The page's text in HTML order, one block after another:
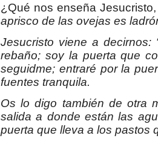
¿Qué nos enseña
aprisco de las ovejas es
Jesucristo viene a
rebaño; soy la puerta que
seguidme; entraré por la
fuentes tranquila.
Os lo digo también de otra
salida a donde están las
puerta que lleva a los pastos